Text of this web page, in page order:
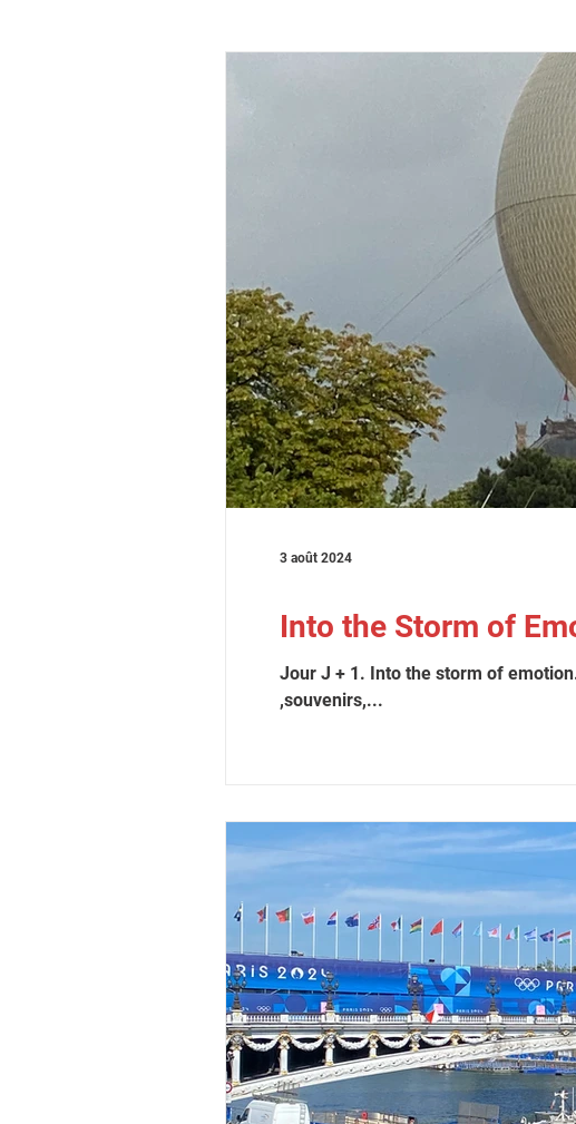
Into the Storm of
Jour J + 1. Into the storm of
,souvenirs,...
3 août 2024